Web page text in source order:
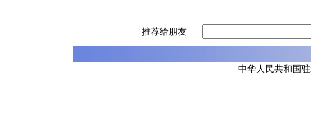
推荐给朋友
中华人民共和国